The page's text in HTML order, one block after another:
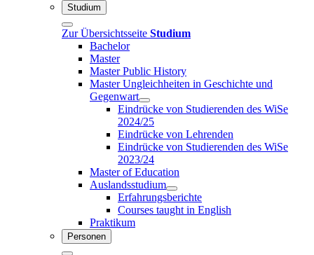
Studium
Zur Übersichtsseite Studium
Bachelor
Master
Master Public History
Master Ungleichheiten in Geschichte und
Gegenwart
Eindrücke von Studierenden des WiSe
2024/25
Eindrücke von Lehrenden
Eindrücke von Studierenden des WiSe
2023/24
Master of Education
Auslandsstudium
Erfahrungsberichte
Courses taught in English
Praktikum
Personen